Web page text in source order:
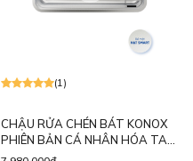
(1)
CHẬU RỬA CHÉN BÁT KONOX
PHIÊN BẢN CÁ NHÂN HÓA TARI
SMART 8047PP